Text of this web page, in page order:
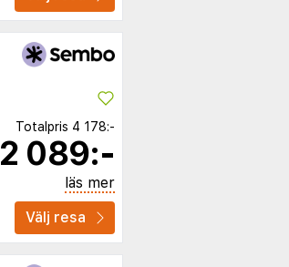
Totalpris 4 178:-
2 089:-
läs mer
Välj resa